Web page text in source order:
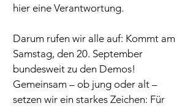
hier eine Verantwortung.
Darum rufen wir alle auf: Kommt am
Samstag, den 20. September
bundesweit zu den Demos!
Gemeinsam – ob jung oder alt –
setzen wir ein starkes Zeichen: Für